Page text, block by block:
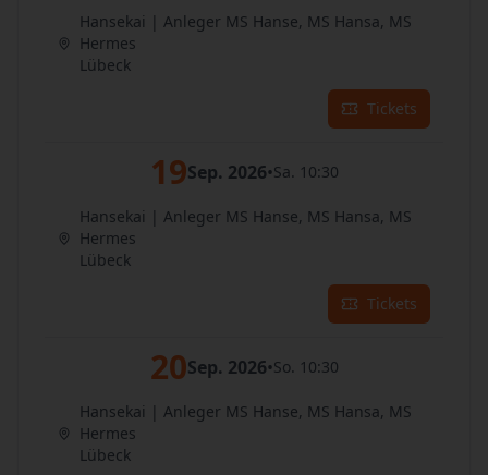
Hansekai | Anleger MS Hanse, MS Hansa, MS
Hermes
Lübeck
Tickets
19Sep. 2026•Sa. 10:30
Hansekai | Anleger MS Hanse, MS Hansa, MS
Hermes
Lübeck
Tickets
20Sep. 2026•So. 10:30
Hansekai | Anleger MS Hanse, MS Hansa, MS
Hermes
Lübeck